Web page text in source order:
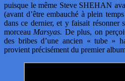
puisque le même Steve SHEHAN
(avant d’être embauché à plein
dans ce dernier, et y faisait résonner
morceau Marsyas. De plus, on
des bribes d’une ancien « tube »
provient précisément du premier